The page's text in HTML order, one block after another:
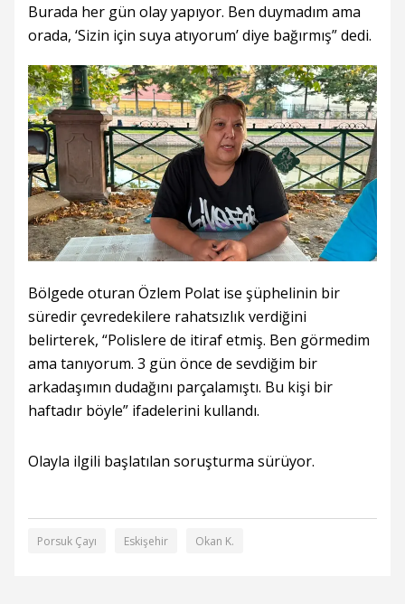
Burada her gün olay yapıyor. Ben duymadım ama
orada, ‘Sizin için suya atıyorum’ diye bağırmış” dedi.
Bölgede oturan Özlem Polat ise şüphelinin bir
süredir çevredekilere rahatsızlık verdiğini
belirterek, “Polislere de itiraf etmiş. Ben görmedim
ama tanıyorum. 3 gün önce de sevdiğim bir
arkadaşımın dudağını parçalamıştı. Bu kişi bir
haftadır böyle” ifadelerini kullandı.
Olayla ilgili başlatılan soruşturma sürüyor.
Porsuk Çayı Eskişehir Okan K.